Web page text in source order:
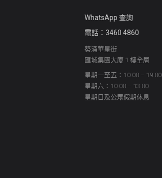
WhatsApp 查詢
電話：3460 4860
葵涌華星街
匯城集團大廈 1 樓全層
星期一至五：10:00 – 19:00
星期六：10:00 – 13:00
星期日及公眾假期休息